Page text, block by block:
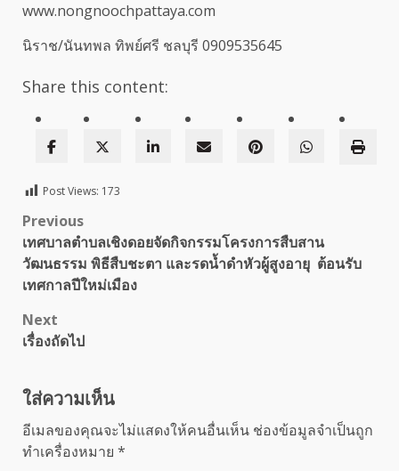
www.nongnoochpattaya.com
นิราช/นันทพล ทิพย์ศรี ชลบุรี 0909535645
Share this content:
Post Views: 173
Post
navigation
Previous
เทศบาลตำบลเชิงดอยจัดกิจกรรมโครงการสืบสาน
วัฒนธรรม พิธีสืบชะตา และรดน้ำดำหัวผู้สูงอายุ ต้อนรับ
เทศกาลปีใหม่เมือง
Next
เรื่องถัดไป
ใส่ความเห็น
อีเมลของคุณจะไม่แสดงให้คนอื่นเห็น ช่องข้อมูลจำเป็นถูก
ทำเครื่องหมาย *